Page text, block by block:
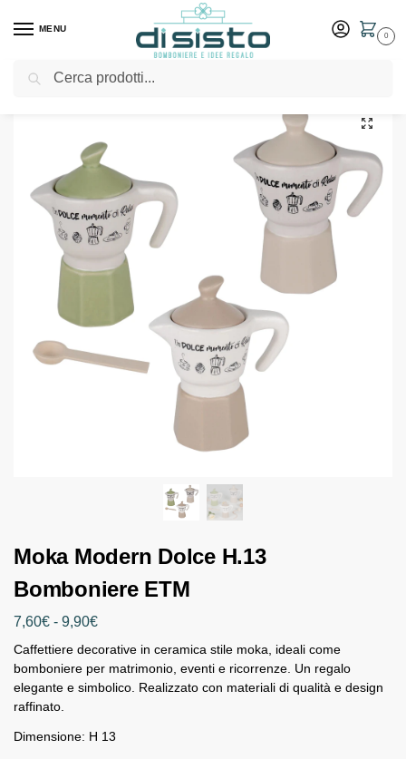
MENU
0
Home Shop Bomboniere
Moka Modern Dolce H.13
Bomboniere ETM
7,60€ - 9,90€
Caffettiere decorative in ceramica stile moka, ideali come
bomboniere per matrimonio, eventi e ricorrenze. Un regalo
elegante e simbolico. Realizzato con materiali di qualità e design
raffinato.
Dimensione: H 13